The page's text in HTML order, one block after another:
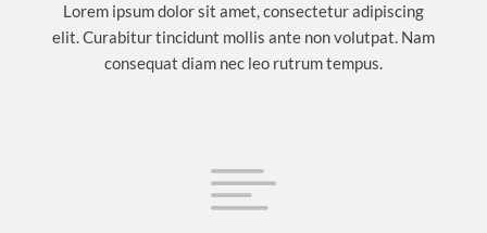
Lorem ipsum dolor sit amet, consectetur adipiscing
elit. Curabitur tincidunt mollis ante non volutpat. Nam
consequat diam nec leo rutrum tempus.
